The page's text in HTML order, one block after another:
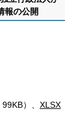
報の公開
99KB）、 XLSX